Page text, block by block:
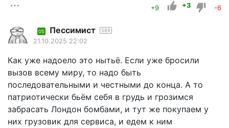
+9 +3 -6
05 Пессимист 589
21.10.2025 22:02
Как уже надоело это нытьё. Если уже бросили
вызов всему миру, то надо быть
последовательными и честными до конца. А то
патриотически бьём себя в грудь и грозимся
забрасать Лондон бомбами, и тут же покупаем у
них грузовик для сервиса, и едем к ним